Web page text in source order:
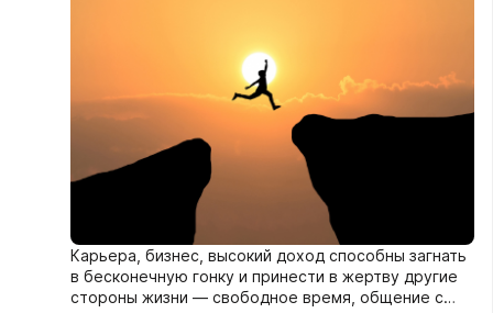
Карьера, бизнес, высокий доход способны загнать
в бесконечную гонку и принести в жертву другие
стороны жизни — свободное время, общение с